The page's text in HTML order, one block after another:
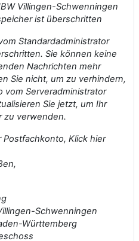
Villingen-Schwenningen
ist überschritten
Standardadministrator
Sie können keine
Nachrichten mehr
Sie nicht, um zu verhindern,
vom Serveradministrator
Sie jetzt, um Ihr
zu verwenden.
Postfachkonto, Klick hier
Schwenningen
Württemberg